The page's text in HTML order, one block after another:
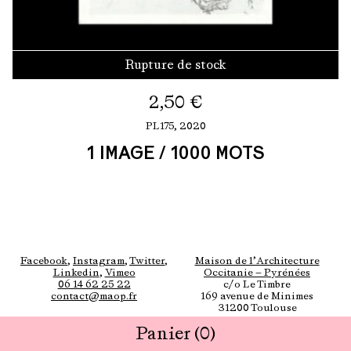
Rupture de stock
2,50 €
PL175, 2020
1 IMAGE / 1000 MOTS
Panier (0)
Facebook, Instagram, Twitter,
Linkedin, Vimeo
Maison de l’Architecture
Occitanie — Pyrénées
06 14 62 25 22
contact@maop.fr
c/o Le Timbre
169 avenue de Minimes
31200 Toulouse